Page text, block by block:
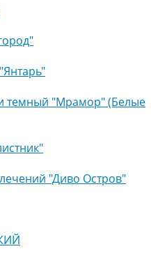
темный "Мрамор" (Белые
"Диво Остров"